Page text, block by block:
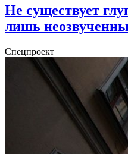
Не существует
лишь
Спецпроект